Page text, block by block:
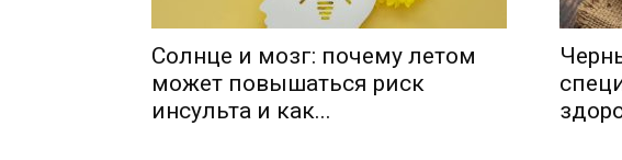
Солнце и мозг: почему летом
может повышаться риск
инсульта и как...